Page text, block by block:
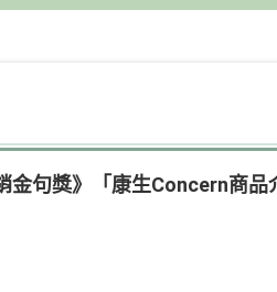
金句獎》「康生Concern商